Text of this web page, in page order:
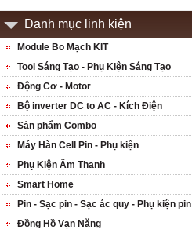
Danh mục linh kiện
Module Bo Mạch KIT
Tool Sáng Tạo - Phụ Kiện Sáng Tạo
Động Cơ - Motor
Bộ inverter DC to AC - Kích Điện
Sản phẩm Combo
Máy Hàn Cell Pin - Phụ kiện
Phụ Kiện Âm Thanh
Smart Home
Pin - Sạc pin - Sạc ác quy - Phụ kiện pin
Đồng Hồ Vạn Năng